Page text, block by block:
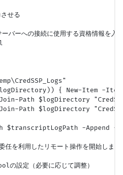
せる
バーへの接続に使用する資格情報
{ New-Item -
Path $logDirectory
Path $logDirectory
-Append -
を利用したリモート操作を開始
の設定（必要に応じて調整）